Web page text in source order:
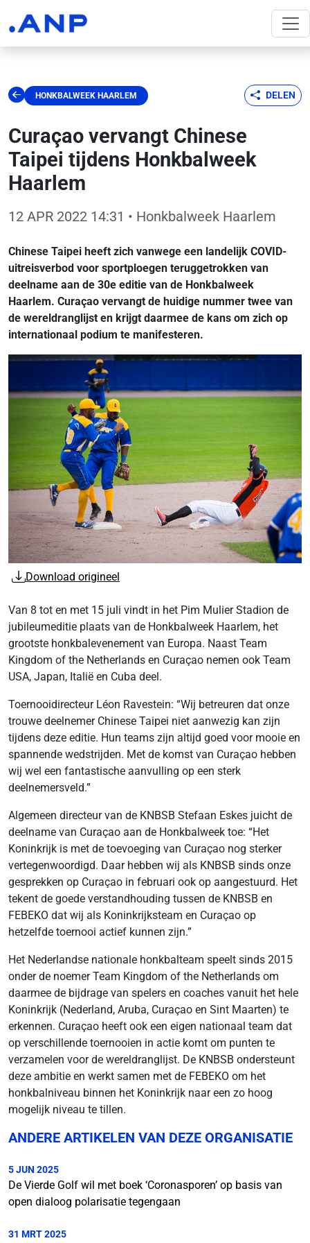
HONKBALWEEK HAARLEM DELEN
Curaçao vervangt Chinese
Taipei tijdens Honkbalweek
Haarlem
12 APR 2022 14:31 • Honkbalweek Haarlem
Chinese Taipei heeft zich vanwege een landelijk COVID-
uitreisverbod voor sportploegen teruggetrokken van
deelname aan de 30e editie van de Honkbalweek
Haarlem. Curaçao vervangt de huidige nummer twee van
de wereldranglijst en krijgt daarmee de kans om zich op
internationaal podium te manifesteren.
Download origineel
Van 8 tot en met 15 juli vindt in het Pim Mulier Stadion de
jubileumeditie plaats van de Honkbalweek Haarlem, het
grootste honkbalevenement van Europa. Naast Team
Kingdom of the Netherlands en Curaçao nemen ook Team
USA, Japan, Italië en Cuba deel.
Toernooidirecteur Léon Ravestein: “Wij betreuren dat onze
trouwe deelnemer Chinese Taipei niet aanwezig kan zijn
tijdens deze editie. Hun teams zijn altijd goed voor mooie en
spannende wedstrijden. Met de komst van Curaçao hebben
wij wel een fantastische aanvulling op een sterk
deelnemersveld.”
Algemeen directeur van de KNBSB Stefaan Eskes juicht de
deelname van Curaçao aan de Honkbalweek toe: “Het
Koninkrijk is met de toevoeging van Curaçao nog sterker
vertegenwoordigd. Daar hebben wij als KNBSB sinds onze
gesprekken op Curaçao in februari ook op aangestuurd. Het
tekent de goede verstandhouding tussen de KNBSB en
FEBEKO dat wij als Koninkrijksteam en Curaçao op
hetzelfde toernooi actief kunnen zijn.”
Het Nederlandse nationale honkbalteam speelt sinds 2015
onder de noemer Team Kingdom of the Netherlands om
daarmee de bijdrage van spelers en coaches vanuit het hele
Koninkrijk (Nederland, Aruba, Curaçao en Sint Maarten) te
erkennen. Curaçao heeft ook een eigen nationaal team dat
op verschillende toernooien in actie komt om punten te
verzamelen voor de wereldranglijst. De KNBSB ondersteunt
deze ambitie en werkt samen met de FEBEKO om het
honkbalniveau binnen het Koninkrijk naar een zo hoog
mogelijk niveau te tillen.
ANDERE ARTIKELEN VAN DEZE ORGANISATIE
5 JUN 2025
De Vierde Golf wil met boek ‘Coronasporen’ op basis van
open dialoog polarisatie tegengaan
31 MRT 2025